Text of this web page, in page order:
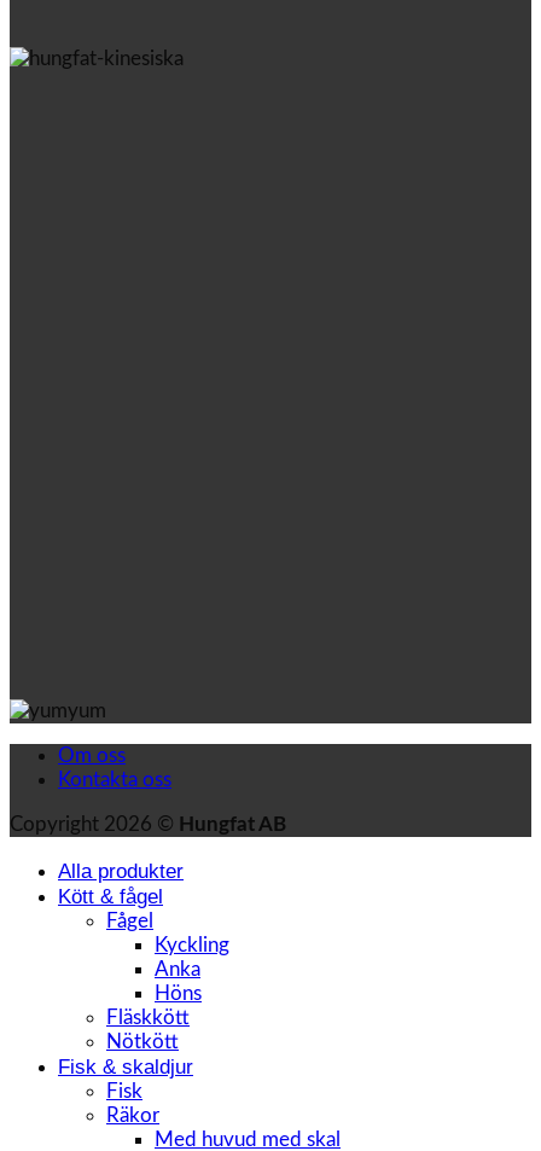
Om oss
Kontakta oss
Copyright 2026 © Hungfat AB
Alla produkter
Kött & fågel
Fågel
Kyckling
Anka
Höns
Fläskkött
Nötkött
Fisk & skaldjur
Fisk
Räkor
Med huvud med skal